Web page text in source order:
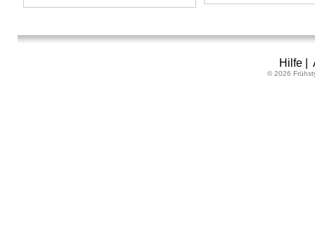
Hilfe|
© 2026